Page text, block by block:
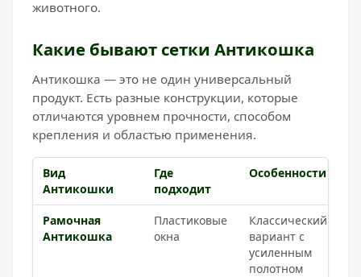
животного.
Какие бывают сетки Антикошка
Антикошка — это не один универсальный
продукт. Есть разные конструкции, которые
отличаются уровнем прочности, способом
крепления и областью применения.
Вид
Антикошки
Где
подходит
Особенности
Рамочная
Антикошка
Пластиковые
окна
Классический
вариант с
усиленным
полотном